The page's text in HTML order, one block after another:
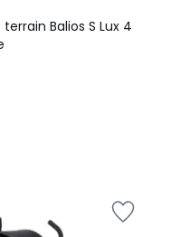
Balios S Lux 4